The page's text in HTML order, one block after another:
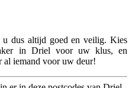
u dus altijd goed en veilig. Kies
in Driel voor uw klus, en
al iemand voor uw deur!